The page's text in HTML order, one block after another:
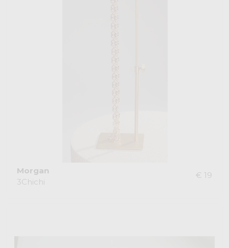
Morgan
3Chichi
€ 19